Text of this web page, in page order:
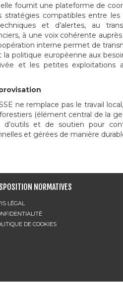
elle fournit une plateforme de
stratégies compatibles entre les
et d’alertes, au
à une voix cohérente auprès
interne permet de
la politique européenne aux
et les petites exploitations
ne remplace pas le travail
(élément central de la
d’outils et de soutien pour
et gérées de manière
NORMATIVES
LÉGAL
DE COOKIES